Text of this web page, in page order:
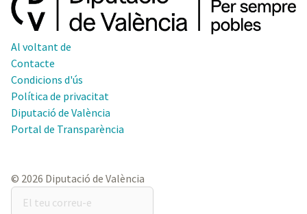
Al voltant de
Contacte
Condicions d'ús
Política de privacitat
Diputació de València
Portal de Transparència
© 2026 Diputació de València
teu